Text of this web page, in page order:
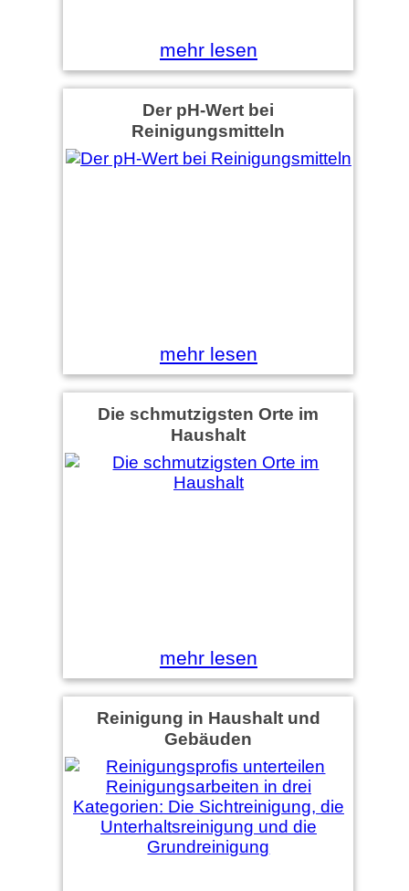
mehr lesen
Der pH-Wert bei
Reinigungsmitteln
mehr lesen
Die schmutzigsten Orte im
Haushalt
mehr lesen
Reinigung in Haushalt und
Gebäuden